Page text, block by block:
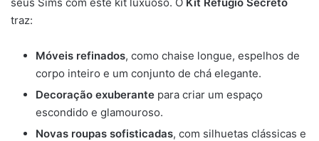
traz:
Móveis refinados, como chaise longue, espelhos de
corpo inteiro e um conjunto de chá elegante.
Decoração exuberante para criar um espaço
escondido e glamouroso.
Novas roupas sofisticadas, com silhuetas clássicas e